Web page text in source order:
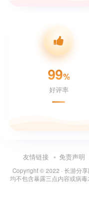
99%
好评率
友情链接 免责声明
Copyright © 2022 · 长游分享
均不包含暴露三点内容或病